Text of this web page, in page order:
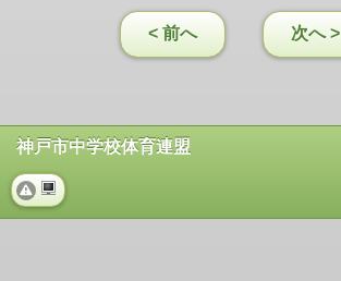
< 前へ 次へ >
神戸市中学校体育連盟